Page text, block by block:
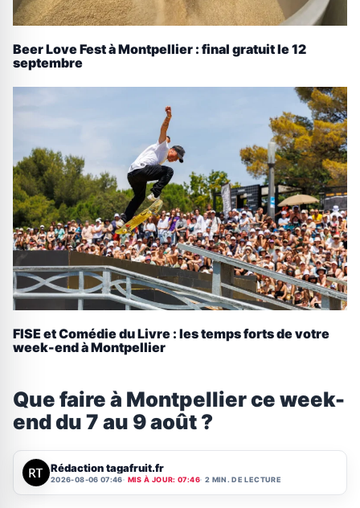
Beer Love Fest à Montpellier : final gratuit le 12
septembre
FISE et Comédie du Livre : les temps forts de votre
week-end à Montpellier
Que faire à Montpellier ce week-
end du 7 au 9 août ?
Rédaction tagafruit.fr
2026-08-06 07:46 MIS À JOUR: 07:46 2 MIN. DE LECTURE